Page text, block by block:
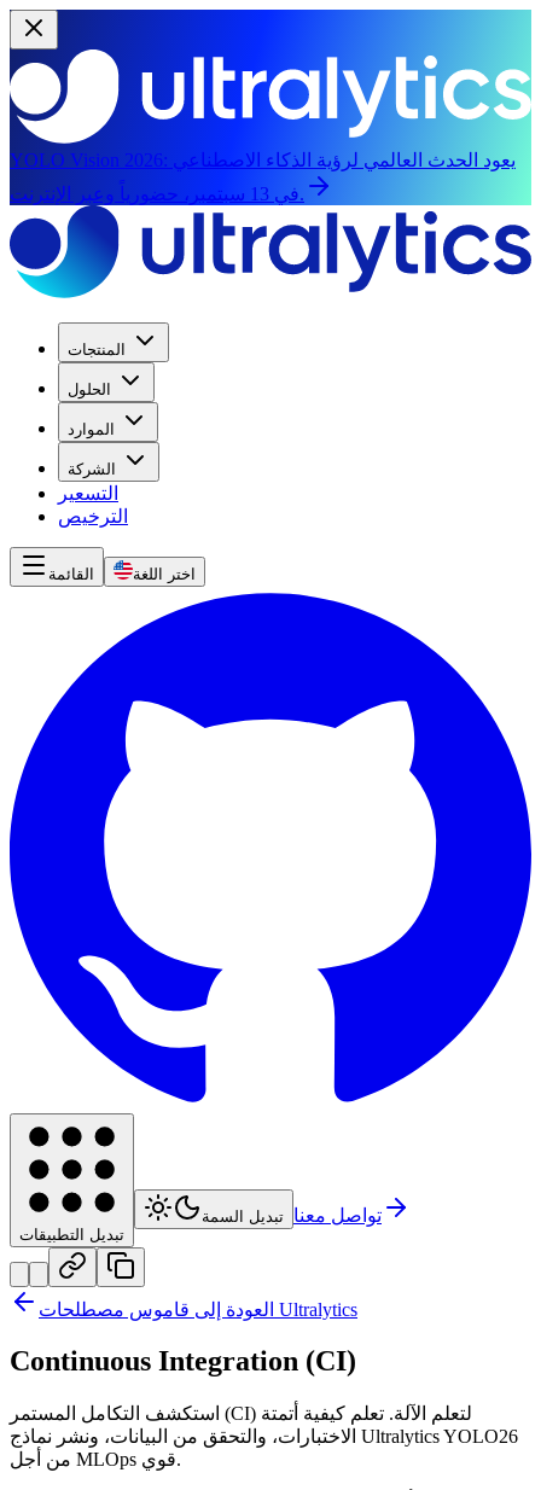
YOLO Vision 2026: يعود الحدث العالمي لرؤية الذكاء الاصطناعي
في 13 سبتمبر، حضورياً وعبر الإنترنت.
المنتجات
الحلول
الموارد
الشركة
التسعير
الترخيص
القائمة اختر اللغة
تبديل التطبيقات
تبديل السمة تواصل معنا
العودة إلى قاموس مصطلحات Ultralytics
Continuous Integration (CI)
استكشف التكامل المستمر (CI) لتعلم الآلة. تعلم كيفية أتمتة
الاختبارات، والتحقق من البيانات، ونشر نماذج Ultralytics YOLO26
من أجل MLOps قوي.